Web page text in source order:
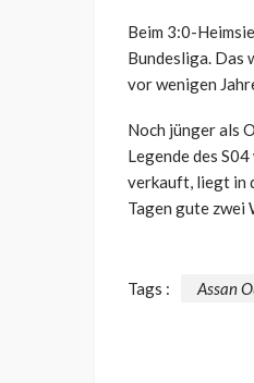
Beim 3:0-
Bundesliga. Das
vor wenigen
Noch jünger als
Legende des
verkauft, liegt in
Tagen gute zwei
Tags : Assan